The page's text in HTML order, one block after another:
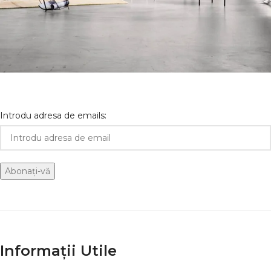
Introdu adresa de emails:
Informații Utile